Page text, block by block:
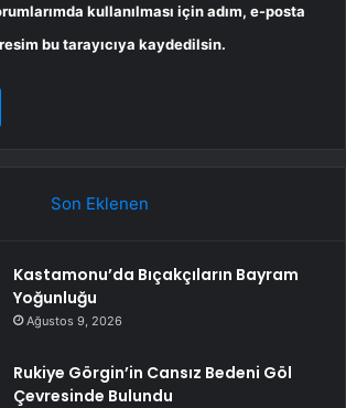
kullanılması için adım, e-posta
bu tarayıcıya kaydedilsin.
Son Eklenen
Kastamonu’da Bıçakçıların Bayram
Yoğunluğu
Ağustos 9, 2026
Rukiye Görgin’in Cansız Bedeni Göl
Çevresinde Bulundu